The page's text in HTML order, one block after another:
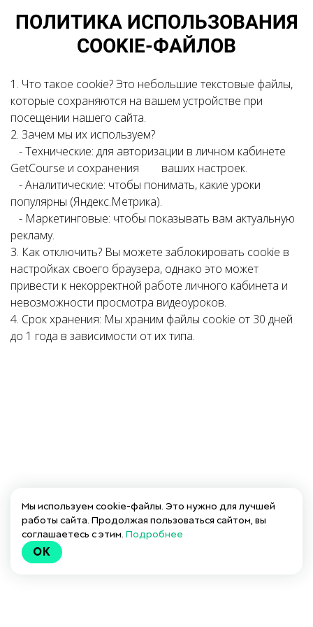
ПОЛИТИКА ИСПОЛЬЗОВАНИЯ
COOKIE-ФАЙЛОВ
1. Что такое cookie? Это небольшие текстовые файлы,
которые сохраняются на вашем устройстве при
посещении нашего сайта.
2. Зачем мы их используем?
- Технические: для авторизации в личном кабинете
GetCourse и сохранения ваших настроек.
- Аналитические: чтобы понимать, какие уроки
популярны (Яндекс.Метрика).
- Маркетинговые: чтобы показывать вам актуальную
рекламу.
3. Как отключить? Вы можете заблокировать cookie в
настройках своего браузера, однако это может
привести к некорректной работе личного кабинета и
невозможности просмотра видеоуроков.
4. Срок хранения: Мы храним файлы cookie от 30 дней
до 1 года в зависимости от их типа.
Мы используем cookie-файлы. Это нужно для лучшей
работы сайта. Продолжая пользоваться сайтом, вы
соглашаетесь с этим. Подробнее
OK